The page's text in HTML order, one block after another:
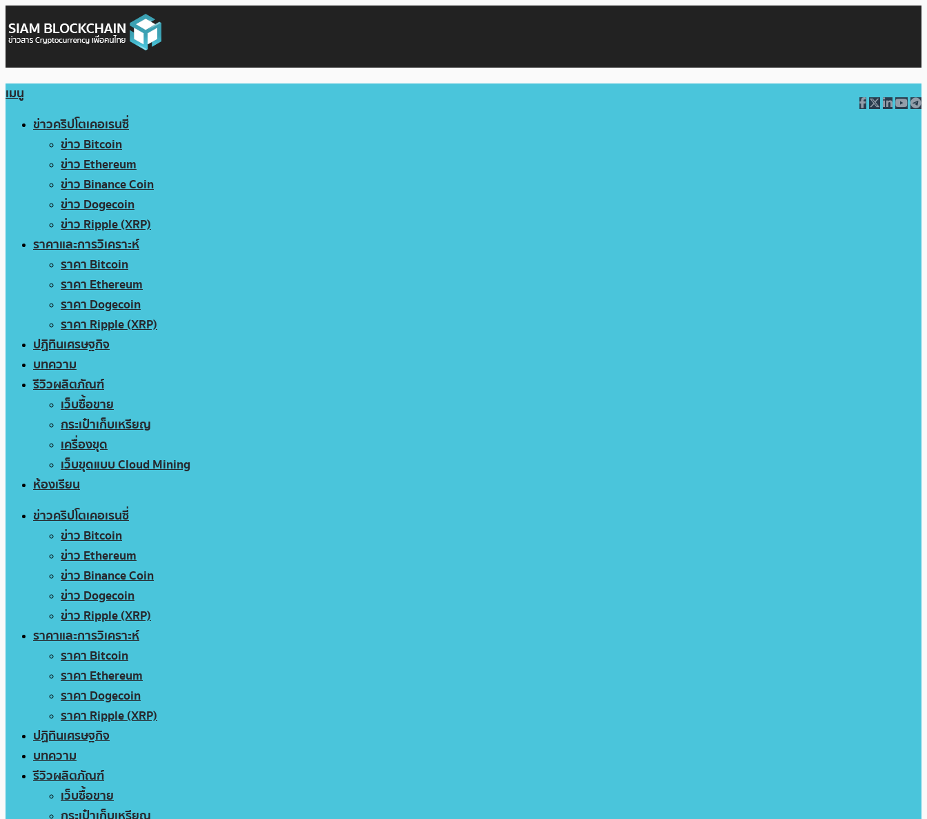
เมนู
ข่าวคริปโตเคอเรนซี่
ข่าว Bitcoin
ข่าว Ethereum
ข่าว Binance Coin
ข่าว Dogecoin
ข่าว Ripple (XRP)
ราคาและการวิเคราะห์
ราคา Bitcoin
ราคา Ethereum
ราคา Dogecoin
ราคา Ripple (XRP)
ปฏิทินเศรษฐกิจ
บทความ
รีวิวผลิตภัณฑ์
เว็บซื้อขาย
กระเป๋าเก็บเหรียญ
เครื่องขุด
เว็บขุดแบบ Cloud Mining
ห้องเรียน
ข่าวคริปโตเคอเรนซี่
ข่าว Bitcoin
ข่าว Ethereum
ข่าว Binance Coin
ข่าว Dogecoin
ข่าว Ripple (XRP)
ราคาและการวิเคราะห์
ราคา Bitcoin
ราคา Ethereum
ราคา Dogecoin
ราคา Ripple (XRP)
ปฏิทินเศรษฐกิจ
บทความ
รีวิวผลิตภัณฑ์
เว็บซื้อขาย